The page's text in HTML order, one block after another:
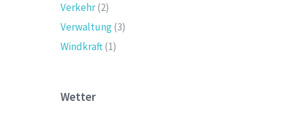
Verkehr(2)
Verwaltung(3)
Windkraft(1)
Wetter